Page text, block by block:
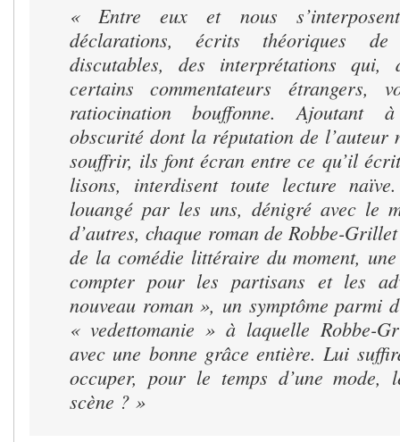
« Entre eux et nous
déclarations, écrits théoriques
discutables, des interprétations
certains commentateurs étrangers,
ratiocination bouffonne. Ajoutant
obscurité dont la réputation de l’auteur
souffrir, ils font écran entre ce qu’il
lisons, interdisent toute lecture naïve.
louangé par les uns, dénigré avec le
d’autres, chaque roman de Robbe-
de la comédie littéraire du moment,
compter pour les partisans et les
nouveau roman », un symptôme parmi
« vedettomanie » à laquelle Robbe-
avec une bonne grâce entière. Lui
occuper, pour le temps d’une mode,
scène ? »